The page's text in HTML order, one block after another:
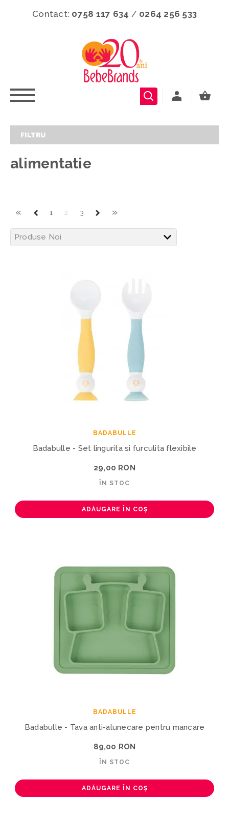
Contact: 0758 117 634 / 0264 256 533
FILTRU
alimentatie
« 1 2 3 »
BADABULLE
Badabulle - Set lingurita si furculita flexibile
29,00 RON
ÎN STOC
ADĂUGARE ÎN COȘ
BADABULLE
Badabulle - Tava anti-alunecare pentru mancare
89,00 RON
ÎN STOC
ADĂUGARE ÎN COȘ